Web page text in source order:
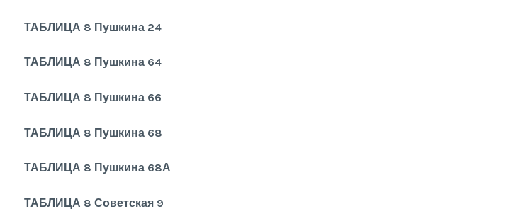
ТАБЛИЦА 8 Пушкина 24
ТАБЛИЦА 8 Пушкина 64
ТАБЛИЦА 8 Пушкина 66
ТАБЛИЦА 8 Пушкина 68
ТАБЛИЦА 8 Пушкина 68А
ТАБЛИЦА 8 Советская 9